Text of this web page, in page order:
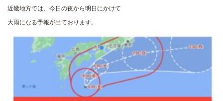
近畿地方では、今日の夜から明日にかけて
大雨になる予報が出ております。